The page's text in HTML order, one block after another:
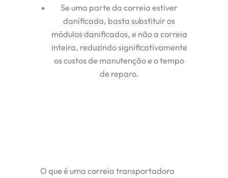
Se uma parte da correia estiver
danificada, basta substituir os
módulos danificados, e não a correia
inteira, reduzindo significativamente
os custos de manutenção e o tempo
de reparo.
O que é uma correia transportadora